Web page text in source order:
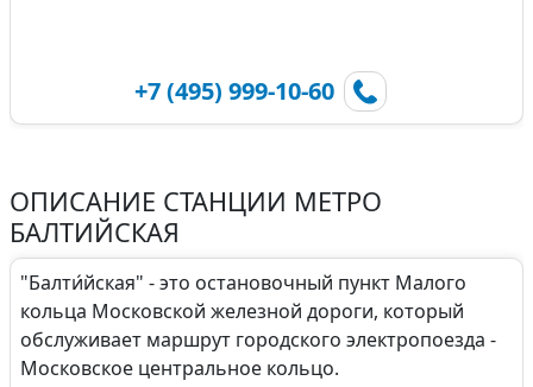
+7 (495) 999-10-60
ОПИСАНИЕ СТАНЦИИ МЕТРО
БАЛТИЙСКАЯ
"Балти́йская" - это остановочный пункт Малого
кольца Московской железной дороги, который
обслуживает маршрут городского электропоезда -
Московское центральное кольцо.